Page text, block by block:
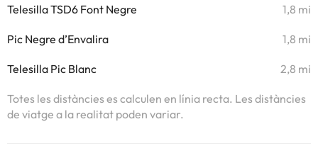
Telesilla TSD6 Font Negre 1,8 mi
Pic Negre d’Envalira 1,8 mi
Telesilla Pic Blanc 2,8 mi
Totes les distàncies es calculen en línia recta. Les distàncies
de viatge a la realitat poden variar.